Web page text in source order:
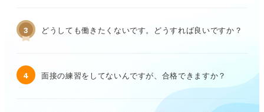
3 どうしても働きたくないです。どうすれば良いですか？
4 面接の練習をしてないんですが、合格できますか？